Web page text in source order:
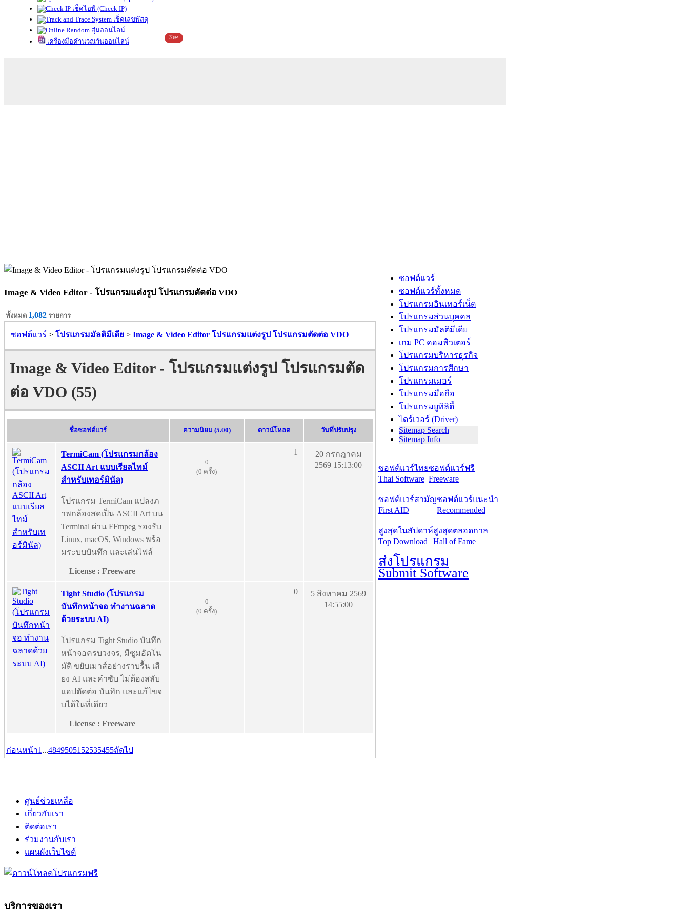
เช็คไอพี (Check IP)
เช็คเลขพัสดุ
สุ่มออนไลน์
เครื่องมือคำนวณวันออนไลน์
New
Image & Video Editor - โปรแกรมแต่งรูป โปรแกรมตัดต่อ VDO
ทั้งหมด 1,082 รายการ
ซอฟต์แวร์ > โปรแกรมมัลติมีเดีย > Image & Video Editor โปรแกรมแต่งรูป โปรแกรมตัดต่อ VDO
Image & Video Editor - โปรแกรมแต่งรูป โปรแกรมตัด
ต่อ VDO (55)
ชื่อซอฟต์แวร์ ความนิยม (5.00) ดาวน์โหลด วันที่ปรับปรุง
TermiCam (โปรแกรมกล้อง
ASCII Art แบบเรียลไทม์
สำหรับเทอร์มินัล)
โปรแกรม TermiCam แปลงภ
าพกล้องสดเป็น ASCII Art บน
Terminal ผ่าน FFmpeg รองรับ
Linux, macOS, Windows พร้อ
มระบบบันทึก และเล่นไฟล์
License : Freeware
0
(0 ครั้ง)
1
20 กรกฎาคม
2569 15:13:00
Tight Studio (โปรแกรม
บันทึกหน้าจอ ทำงานฉลาด
ด้วยระบบ AI)
โปรแกรม Tight Studio บันทึก
หน้าจอครบวงจร, มีซูมอัตโน
มัติ ขยับเมาส์อย่างราบรื้น เสี
ยง AI และคำซับ ไม่ต้องสลับ
แอปตัดต่อ บันทึก และแก้ไขจ
บได้ในที่เดียว
License : Freeware
0
(0 ครั้ง)
0
5 สิงหาคม 2569
14:55:00
ก่อนหน้า1 ...48495051 52535455ถัดไป
ซอฟต์แวร์
ซอฟต์แวร์ทั้งหมด
โปรแกรมอินเทอร์เน็ต
โปรแกรมส่วนบุคคล
โปรแกรมมัลติมีเดีย
เกม PC คอมพิวเตอร์
โปรแกรมบริหารธุรกิจ
โปรแกรมการศึกษา
โปรแกรมเมอร์
โปรแกรมมือถือ
โปรแกรมยูทิลิตี้
ไดร์เวอร์ (Driver)
Sitemap Search
Sitemap Info
ซอฟต์แวร์ไทย
Thai Software
ซอฟต์แวร์ฟรี
Freeware
ซอฟต์แวร์สามัญ
First AID
ซอฟต์แวร์แนะนำ
Recommended
สูงสุดในสัปดาห์
Top Download
สูงสุดตลอดกาล
Hall of Fame
ส่งโปรแกรม
Submit Software
ศูนย์ช่วยเหลือ
เกี่ยวกับเรา
ติดต่อเรา
ร่วมงานกับเรา
แผนผังเว็บไซต์
บริการของเรา